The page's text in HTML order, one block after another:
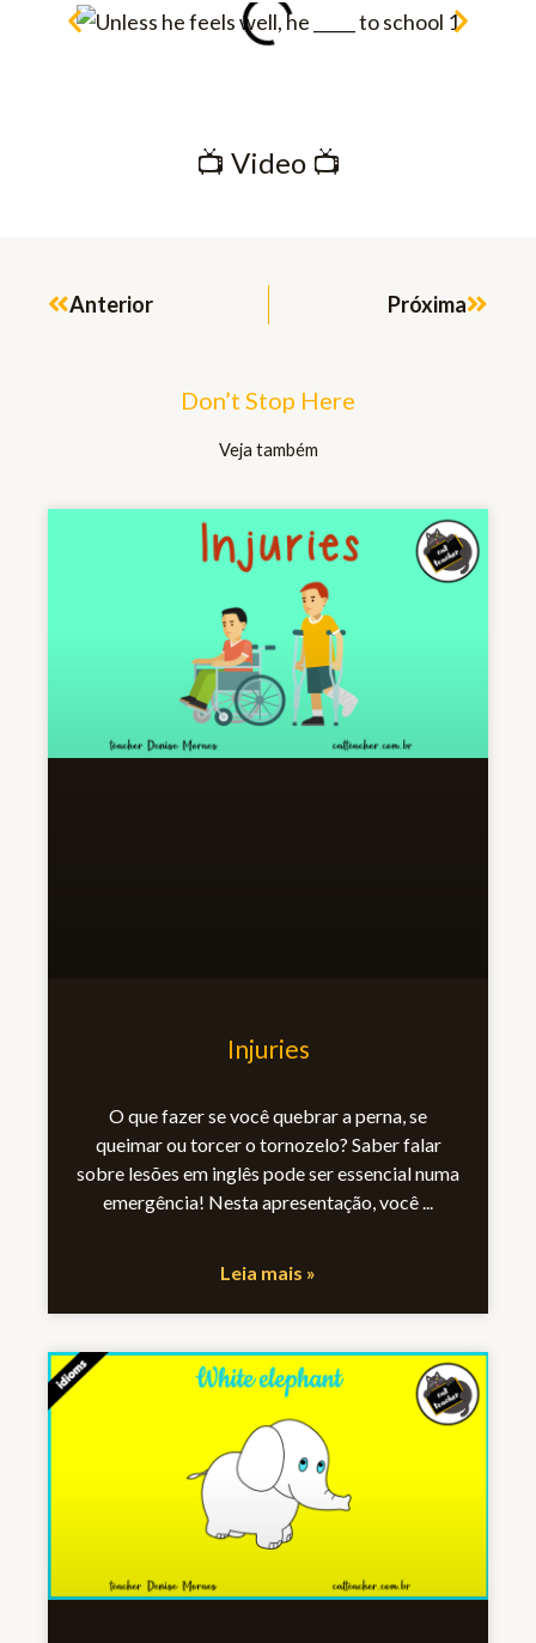
📺​ Video 📺​
Anterior Próxima
Don’t Stop Here
Veja também
Injuries
O que fazer se você quebrar a perna, se
queimar ou torcer o tornozelo? Saber falar
sobre lesões em inglês pode ser essencial numa
emergência! Nesta apresentação, você
Leia mais »